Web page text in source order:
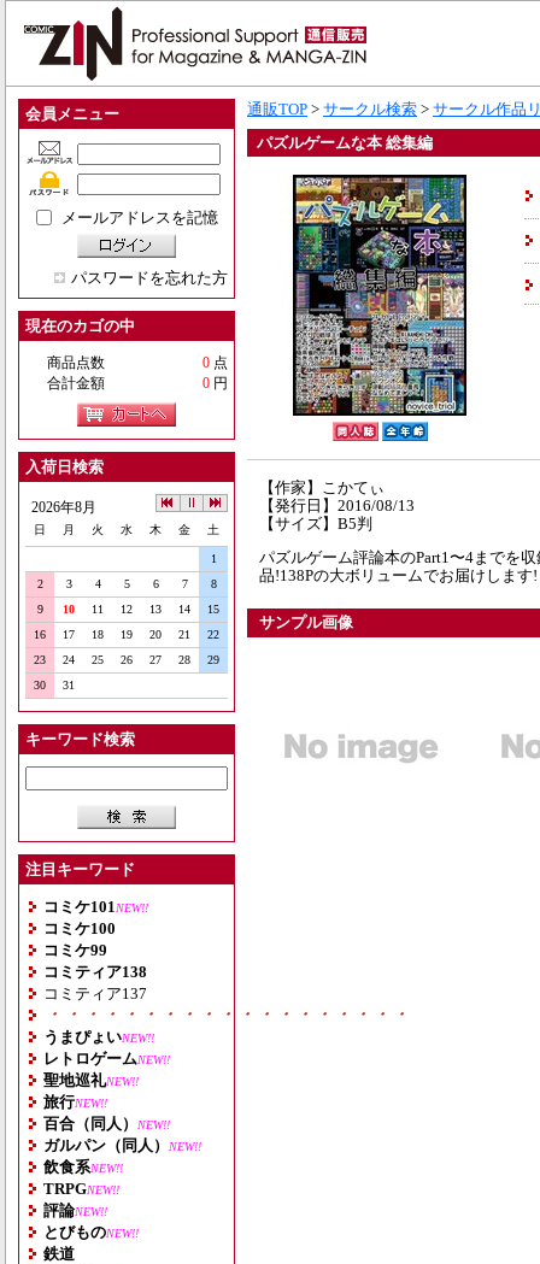
会員メニュー
メールアドレスを記憶
パスワードを忘れた方
現在のカゴの中
商品点数 0 点
合計金額
0 円
入荷日検索
2026年8月
日 月 火 水 木 金 土
1
2
3 4 5 6 7
8
9
10 11 12 13 14
15
16
17 18 19 20 21
22
23
24 25 26 27 28
29
30
31
キーワード検索
注目キーワード
コミケ101 NEW!!
コミケ100
コミケ99
コミティア138
コミティア137
・・・・・・・・・・・・・・・・・・・
うまぴょいNEW!!
レトロゲームNEW!!
聖地巡礼NEW!!
旅行NEW!!
百合（同人） NEW!!
ガルパン（同人） NEW!!
飲食系NEW!!
TRPGNEW!!
評論NEW!!
とびものNEW!!
鉄道
通販TOP > サークル検索 > サークル作品
パズルゲームな本 総集編
【作家】こかてぃ
【発行日】2016/08/13
【サイズ】B5判
パズルゲーム評論本のPart1〜4までを
品!138Pの大ボリュームでお届けします!
サンプル画像